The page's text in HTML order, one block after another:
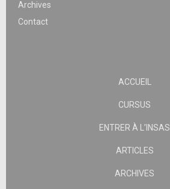
Archives
Contact
ACCUEIL
CURSUS
ENTRER À L’INSAS
ARTICLES
ARCHIVES